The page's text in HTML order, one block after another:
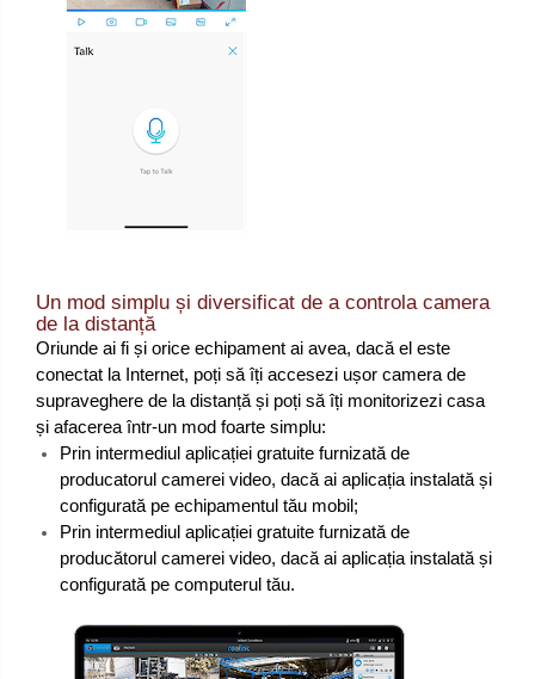
Un mod simplu și diversificat de a controla camera
de la distanță
Oriunde ai fi și orice echipament ai avea, dacă el este
conectat la Internet, poți să îți accesezi ușor camera de
supraveghere de la distanță și poți să îți monitorizezi casa
și afacerea într-un mod foarte simplu:
Prin intermediul aplicației gratuite furnizată de
producatorul camerei video, dacă ai aplicația instalată și
configurată pe echipamentul tău mobil;
Prin intermediul aplicației gratuite furnizată de
producătorul camerei video, dacă ai aplicația instalată și
configurată pe computerul tău.